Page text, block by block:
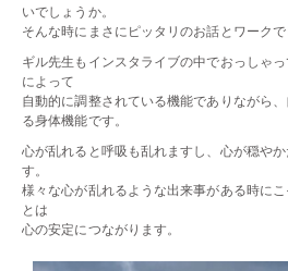
いでしょうか。
そんな時にまさにピッタリのお話とワークで
ギル先生もインスタライブの中でおっしゃ
によって
自動的に調整されている機能でありながら
る身体機能です。
心が乱れると呼吸も乱れますし、心が穏や
す。
様々な心が乱れるような出来事がある時に
とは
心の安定につながります。